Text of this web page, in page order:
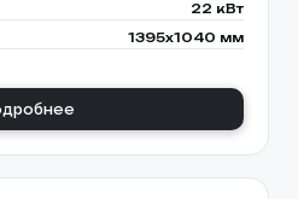
22 кВт
1395x1040 мм